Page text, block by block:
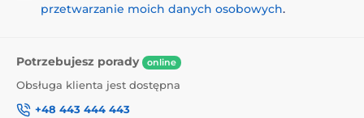
przetwarzanie moich danych osobowych.
Potrzebujesz porady online
Obsługa klienta jest dostępna
+48 443 444 443